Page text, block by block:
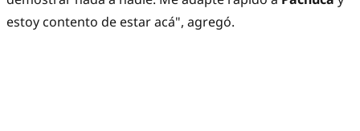
estoy contento de estar acá", agregó.